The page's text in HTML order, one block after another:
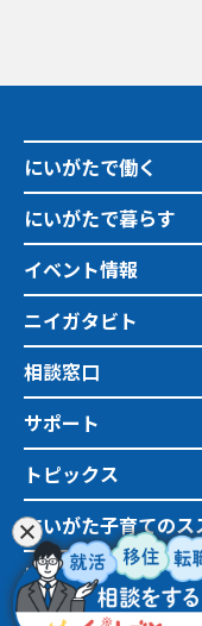
にいがたで働く
にいがたで暮らす
イベント情報
ニイガタビト
相談窓口
サポート
トピックス
にいがた子育てのス
地域おこし協力隊